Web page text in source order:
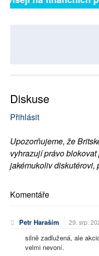
Diskuse
Přihlásit
Upozorňujeme, že
vyhrazují právo
jakémukoliv diskutérovi,
Komentáře
Petr Haraším 29. srp.
silně zadlužená, ale
velmi nevoní.